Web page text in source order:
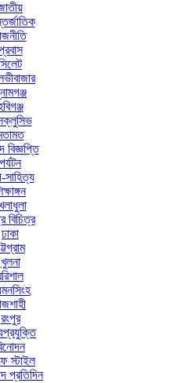
বিজ্ঞপ্তি
পর্যটন
সাহিত্য
বিচিত্র
ঢাকা
খুলনা
রংপুর
স্টাইল
প্রতিদিন